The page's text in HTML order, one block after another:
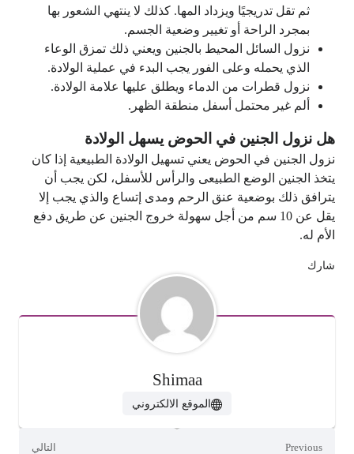
ثم تقل تدريجيًا ويزداد المها. كذلك لا ينتهي الشعور بها
بمجرد الراحة أو تغيير وضعية الجسم.
نزول السائل المحيط بالجنين ويعني ذلك تمزق الوعاء
الذي يحمله وعلى الفور يجب البدء في عملية الولادة.
نزول قطرات من الدماء ويطلق عليها علامة الولادة.
ألم غير محتمل أسفل منطقة الظهر.
هل نزول الجنين في الحوض يسهل الولادة
نزول الجنين في الحوض يعني تسهيل الولادة الطبيعية إذا كان
يتخذ الجنين الوضع الطبيعى والرأس للأسفل، لكن يجب أن
يترافق ذلك بوضعية عنق الرحم ومدى إتساع والذي يجب إلا
يقل عن 10 سم من أجل سهولة خروج الجنين عن طريق دفع
الأم له.
شارك
Shimaa
الموقع الالكتروني
Previous التالي